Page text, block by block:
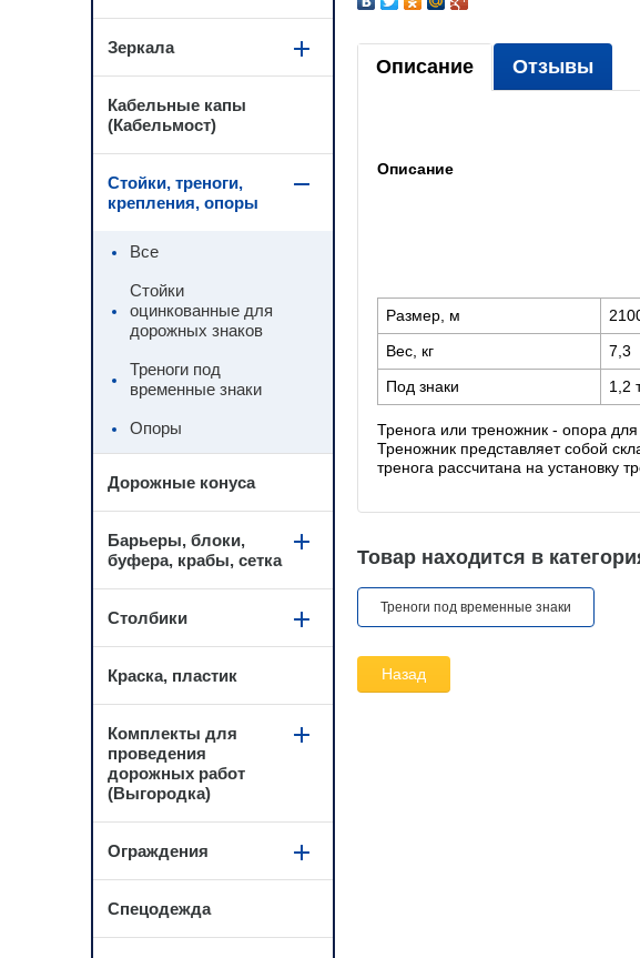
Описание Отзывы
Описание
Размер, м
Вес, кг
7,3
Под знаки
1,2
Тренога или треножник - опора
Треножник представляет собой
тренога рассчитана на установку
Товар находится в
Треноги под временные знаки
Назад
Зеркала
Кабельные капы
(Кабельмост)
Стойки, треноги,
крепления, опоры
Все
Стойки
оцинкованные для
дорожных знаков
Треноги под
временные знаки
Опоры
Дорожные конуса
Барьеры, блоки,
буфера, крабы, сетка
Столбики
Краска, пластик
Комплекты для
проведения
дорожных работ
(Выгородка)
Ограждения
Спецодежда